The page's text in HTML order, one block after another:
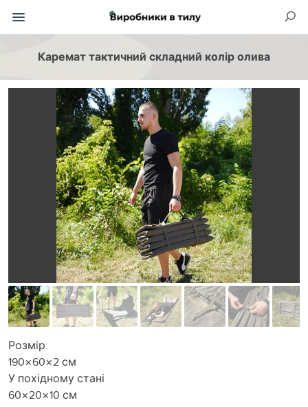
Каремат тактичний складний колір олива
Розмір:
190×60×2 см
У похідному стані
60×20×10 см